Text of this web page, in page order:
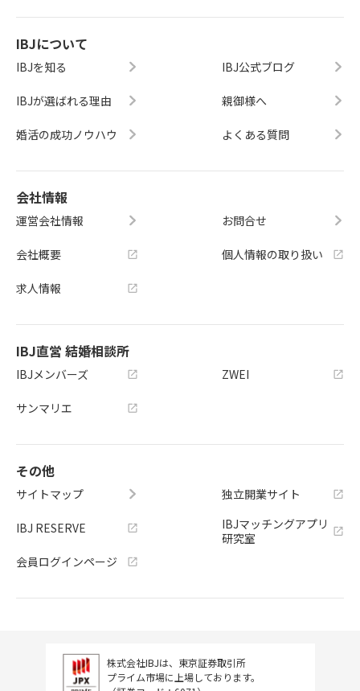
IBJについて
IBJを知る
IBJが選ばれる理由
婚活の成功ノウハウ
IBJ公式ブログ
親御様へ
よくある質問
会社情報
運営会社情報
会社概要
求人情報
お問合せ
個人情報の取り扱い
IBJ直営 結婚相談所
IBJメンバーズ
サンマリエ
ZWEI
その他
サイトマップ
IBJ RESERVE
会員ログインページ
独立開業サイト
IBJマッチングアプリ
研究室
株式会社IBJは、東京証券取引所
プライム市場に上場しております。